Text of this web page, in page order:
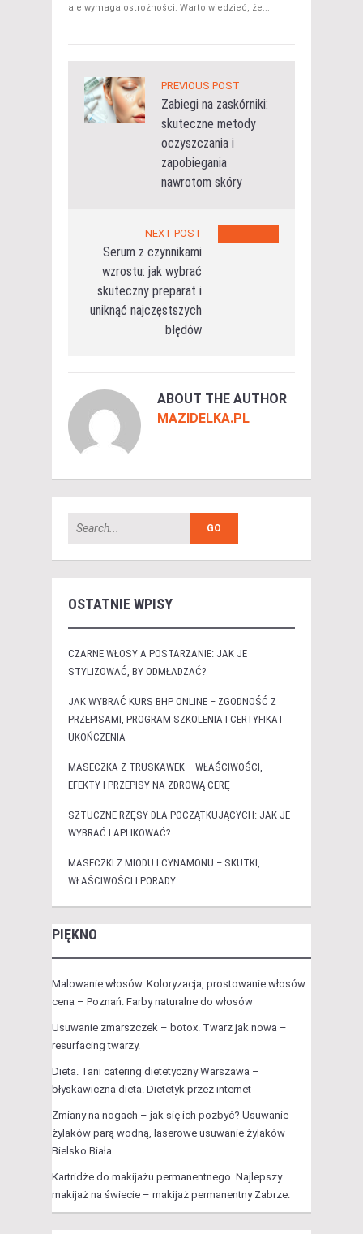
ale wymaga ostrożności. Warto wiedzieć, że...
PREVIOUS POST
Zabiegi na zaskórniki:
skuteczne metody
oczyszczania i
zapobiegania
nawrotom skóry
NEXT POST
Serum z czynnikami
wzrostu: jak wybrać
skuteczny preparat i
uniknąć najczęstszych
błędów
ABOUT THE AUTHOR
MAZIDELKA.PL
OSTATNIE WPISY
CZARNE WŁOSY A POSTARZANIE: JAK JE
STYLIZOWAĆ, BY ODMŁADZAĆ?
JAK WYBRAĆ KURS BHP ONLINE – ZGODNOŚĆ Z
PRZEPISAMI, PROGRAM SZKOLENIA I CERTYFIKAT
UKOŃCZENIA
MASECZKA Z TRUSKAWEK – WŁAŚCIWOŚCI,
EFEKTY I PRZEPISY NA ZDROWĄ CERĘ
SZTUCZNE RZĘSY DLA POCZĄTKUJĄCYCH: JAK JE
WYBRAĆ I APLIKOWAĆ?
MASECZKI Z MIODU I CYNAMONU – SKUTKI,
WŁAŚCIWOŚCI I PORADY
PIĘKNO
Malowanie włosów. Koloryzacja, prostowanie włosów
cena – Poznań. Farby naturalne do włosów
Usuwanie zmarszczek – botox. Twarz jak nowa –
resurfacing twarzy.
Dieta. Tani catering dietetyczny Warszawa –
błyskawiczna dieta. Dietetyk przez internet
Zmiany na nogach – jak się ich pozbyć? Usuwanie
żylaków parą wodną, laserowe usuwanie żylaków
Bielsko Biała
Kartridże do makijażu permanentnego. Najlepszy
makijaż na świecie – makijaż permanentny Zabrze.